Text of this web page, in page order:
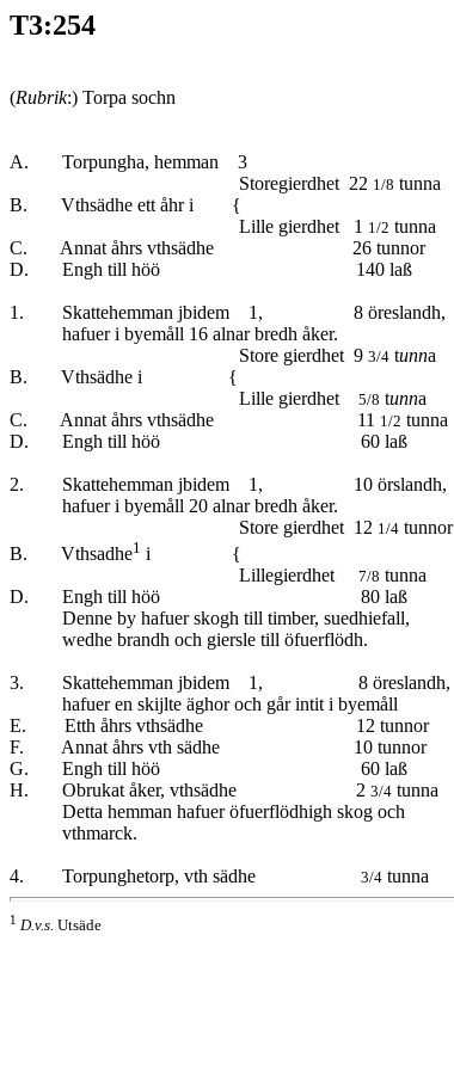
T3:254
(Rubrik:) Torpa sochn
A. Torpungha, hemman 3
Storegierdhet 22 1/8 tunna
B. Vthsädhe ett åhr i {
Lille gierdhet 1 1/2 tunna
C. Annat åhrs vthsädhe 26 tunnor
D. Engh till höö 140 laß
1. Skattehemman jbidem 1, 8 öreslandh,
hafuer i byemåll 16 alnar bredh åker.
Store gierdhet 9 3/4 tunna
B. Vthsädhe i {
Lille gierdhet 5/8 tunna
C. Annat åhrs vthsädhe 11 1/2 tunna
D. Engh till höö 60 laß
2. Skattehemman jbidem 1, 10 örslandh,
hafuer i byemåll 20 alnar bredh åker.
Store gierdhet 12 1/4 tunnor
B. Vthsadhe1 i {
Lillegierdhet 7/8 tunna
D. Engh till höö 80 laß
Denne by hafuer skogh till timber, suedhiefall,
wedhe brandh och giersle till öfuerflödh.
3. Skattehemman jbidem 1, 8 öreslandh,
hafuer en skijlte äghor och går intit i byemåll
E. Etth åhrs vthsädhe 12 tunnor
F. Annat åhrs vth sädhe 10 tunnor
G. Engh till höö 60 laß
H. Obrukat åker, vthsädhe 2 3/4 tunna
Detta hemman hafuer öfuerflödhigh skog och
vthmarck.
4. Torpunghetorp, vth sädhe 3/4 tunna
1 D.v.s. Utsäde